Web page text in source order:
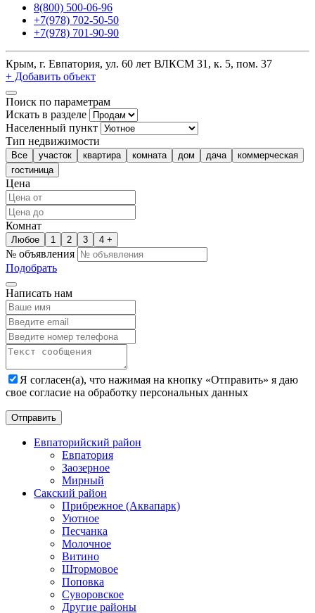
8(800) 500-06-96
+7(978) 702-50-50
+7(978) 701-90-90
Крым, г. Евпатория, ул. 60 лет ВЛКСМ 31, к. 5, пом. 37
+ Добавить объект
Поиск по параметрам
Искать в разделе
Населенный пункт
Тип недвижимости
Все участок квартира комната дом дача
коммерческая
гостиница
Цена
Комнат
Любое 1 2 3 4 +
№ объявления
Подобрать
Написать нам
Я согласен(а), что нажимая на кнопку «Отправить» я даю
свое согласие на обработку персональных данных
Евпаторийский район
Евпатория
Заозерное
Мирный
Сакский район
Прибрежное (Аквапарк)
Уютное
Песчанка
Молочное
Витино
Штормовое
Поповка
Суворовское
Другие районы